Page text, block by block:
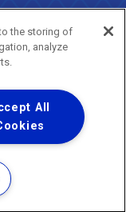
Reservados.
de Dados
the storing of
analyze
All